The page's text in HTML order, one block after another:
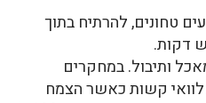
50 ג' של זרעים טחונים, להרתיח בתוך
ותיבול. במחקרים
לוואי קשות כאשר הצמח